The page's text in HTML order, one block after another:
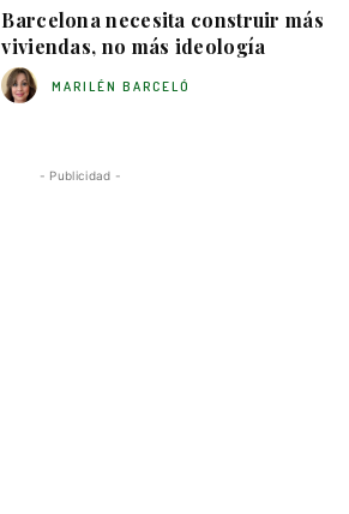
Barcelona necesita construir más
viviendas, no más ideología
MARILÉN BARCELÓ
- Publicidad -